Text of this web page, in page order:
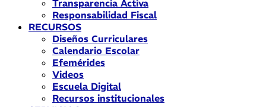
Transparencia Activa
Responsabilidad Fiscal
RECURSOS
Diseños Curriculares
Calendario Escolar
Efemérides
Videos
Escuela Digital
Recursos institucionales